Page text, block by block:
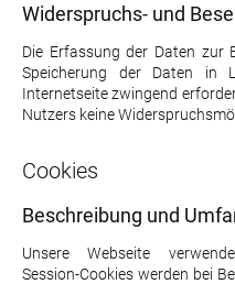
Widerspruchs- und
Die Erfassung der Daten zur
Speicherung der Daten in
Internetseite zwingend
Nutzers keine
Cookies
Beschreibung und
Unsere Webseite
Session-Cookies werden bei